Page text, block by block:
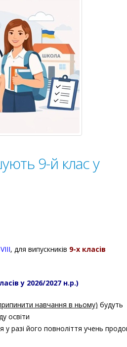
9-й клас у
, для випускників 9-х класів
у 2026/2027 н.р.)
навчання в ньому) будуть
освіти
разі його повноліття учень